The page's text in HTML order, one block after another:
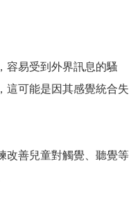
容易受到外界訊息的騷
這可能是因其感覺統合失
改善兒童對觸覺、聽覺等